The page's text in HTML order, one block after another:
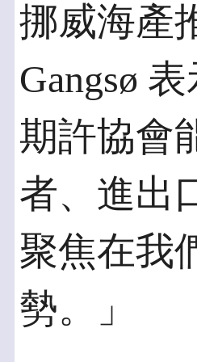
挪威海產
Gangsø
期許協會
者、進出
聚焦在我
勢。」